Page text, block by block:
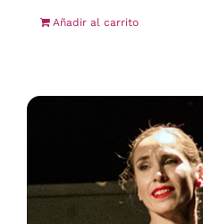
Añadir al carrito